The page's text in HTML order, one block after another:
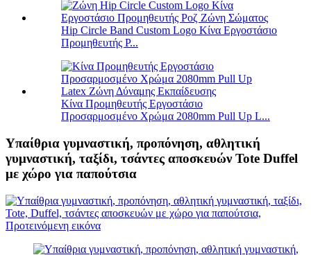
Hip Circle Band Custom Logo Κίνα Εργοστάσιο
Προμηθευτής P...
Κίνα Προμηθευτής Εργοστάσιο
Προσαρμοσμένο Χρώμα 2080mm Pull Up L...
Υπαίθρια γυμναστική, προπόνηση, αθλητική
γυμναστική, ταξίδι, τσάντες αποσκευών Tote Duffel
με χώρο για παπούτσια